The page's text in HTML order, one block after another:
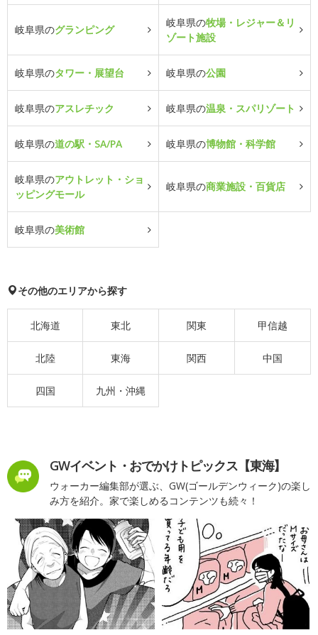
岐阜県のグランピング
岐阜県の牧場・レジャー＆リ
ゾート施設
岐阜県のタワー・展望台 岐阜県の公園
岐阜県のアスレチック 岐阜県の温泉・スパリゾート
岐阜県の道の駅・SA/PA 岐阜県の博物館・科学館
岐阜県のアウトレット・ショ
ッピングモール
岐阜県の商業施設・百貨店
岐阜県の美術館
その他のエリアから探す
北海道 東北 関東 甲信越
北陸 東海 関西 中国
四国 九州・沖縄
GWイベント・おでかけトピックス【東海】
ウォーカー編集部が選ぶ、GW(ゴールデンウィーク)の楽し
み方を紹介。家で楽しめるコンテンツも続々！